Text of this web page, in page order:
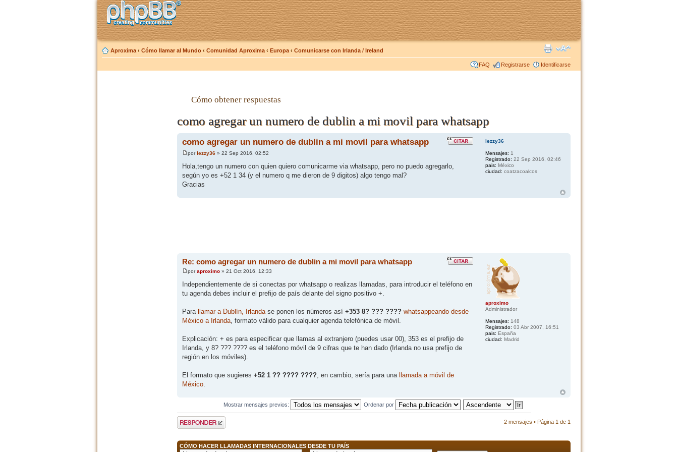
Aproxima ‹ Cómo llamar al Mundo ‹ Comunidad Aproxima ‹ Europa ‹ Comunicarse con Irlanda / Ireland
FAQ Registrarse Identificarse
Cómo obtener respuestas
como agregar un numero de dublin a mi movil para whatsapp
como agregar un numero de dublin a mi movil para whatsapp
porlezzy36» 22 Sep 2016, 02:52
Hola,tengo un numero con quien quiero comunicarme via whatsapp, pero no puedo agregarlo,
según yo es +52 1 34 (y el numero q me dieron de 9 digitos) algo tengo mal?
Gracias
lezzy36
Mensajes: 1
Registrado: 22 Sep 2016, 02:46
pais: México
ciudad: coatzacoalcos
Re: como agregar un numero de dublin a mi movil para whatsapp
poraproximo» 21 Oct 2016, 12:33
Independientemente de si conectas por whatsapp o realizas llamadas, para introducir el teléfono en
tu agenda debes incluir el prefijo de país delante del signo positivo +.
Para llamar a Dublín, Irlandase ponen los números así +353 8? ??? ???? whatsappeando desde
México a Irlanda, formato válido para cualquier agenda telefónica de móvil.
Explicación: + es para especificar que llamas al extranjero (puedes usar 00), 353 es el prefijo de
Irlanda, y 8? ??? ???? es el teléfono móvil de 9 cifras que te han dado (Irlanda no usa prefijo de
región en los móviles).
El formato que sugieres +52 1 ?? ???? ????, en cambio, sería para una llamada a móvil de
México.
aproximo
Administrador
Mensajes: 148
Registrado: 03 Abr 2007, 16:51
pais: España
ciudad: Madrid
Mostrar mensajes previos: Ordenar por
Publicar una
respuesta
2 mensajes • Página 1 de 1
CÓMO HACER LLAMADAS INTERNACIONALES DESDE TU PAÍS